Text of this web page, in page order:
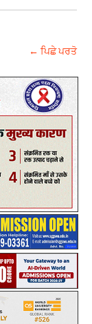
← ਪਿਛੇ ਪਰਤੋ